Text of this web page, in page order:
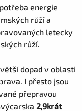
energie
růží a
letecky
růží.
dopad v oblasti
I přesto jsou
přepravou
2,9krát